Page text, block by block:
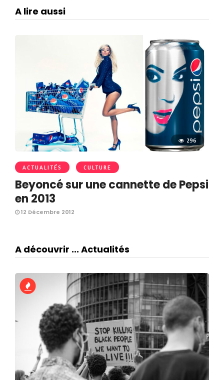
A lire aussi
296
ACTUALITÉS CULTURE
Beyoncé sur une cannette de Pepsi
en 2013
12 Décembre 2012
A découvrir ... Actualités